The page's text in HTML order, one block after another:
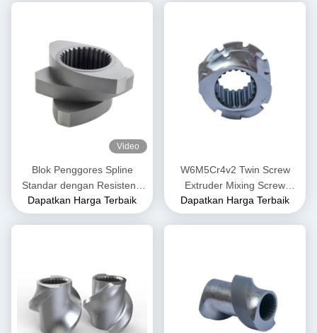
Video
Blok Penggores Spline
Standar dengan Resistensi
Pakai Tinggi untuk Ekstruder
Sekrup Kembar
Dapatkan Harga Terbaik
W6M5Cr4v2 Twin Screw
Extruder Mixing Screw
Element untuk Pabrik
Makanan
Dapatkan Harga Terbaik